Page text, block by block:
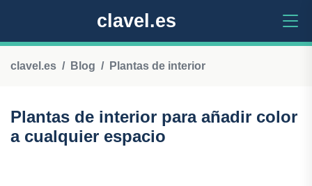
clavel.es
clavel.es Blog Plantas de interior
Plantas de interior para añadir color
a cualquier espacio